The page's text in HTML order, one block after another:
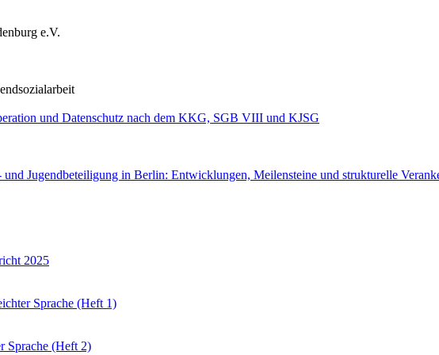
e.V.
und Datenschutz nach dem KKG, SGB VIII und KJSG
Jugendbeteiligung in Berlin: Entwicklungen, Meilensteine und strukturelle
2025
Sprache (Heft 1)
Sprache (Heft 2)